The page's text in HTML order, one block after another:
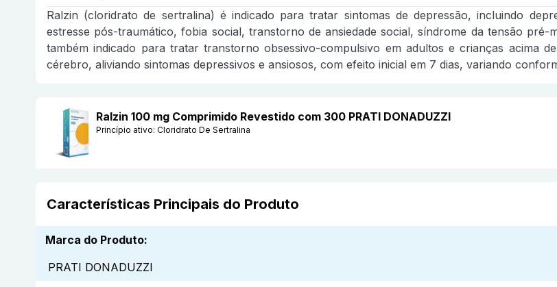
Ralzin (cloridrato de sertralina) é indicado para tratar sintomas de depressão, incluindo
estresse pós-traumático, fobia social, transtorno de ansiedade social, síndrome da tensão
também indicado para tratar transtorno obsessivo-compulsivo em adultos e crianças acima
cérebro, aliviando sintomas depressivos e ansiosos, com efeito inicial em 7 dias, variando
Ralzin 100 mg Comprimido Revestido com 300 PRATI DONADUZZI
Princípio ativo: Cloridrato De Sertralina
Características Principais do Produto
Marca do Produto:
PRATI DONADUZZI